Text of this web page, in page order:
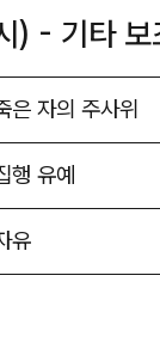
) - 기타 보
은 자의 주사위
행 유예
유